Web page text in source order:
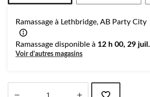
Ramassage à Lethbridge, AB Party City
Ramassage disponible à 12 h 00, 29 juil.
Voir d'autres magasins